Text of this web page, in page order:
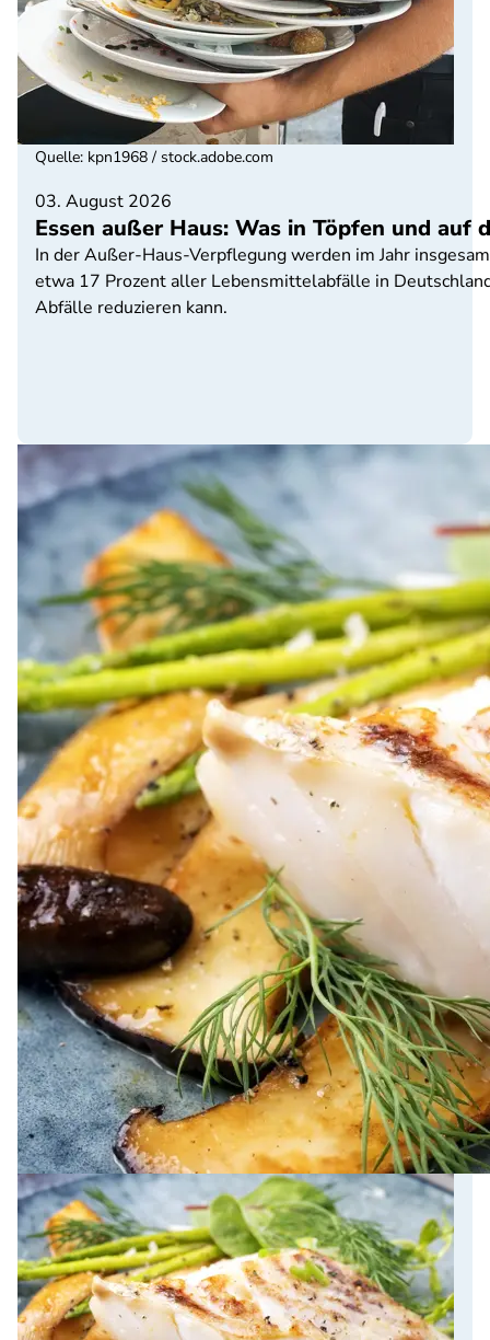
03. August 2026
Essen außer Haus: Was in Töpfen und auf
In der Außer-Haus-Verpflegung werden im Jahr
etwa 17 Prozent aller Lebensmittelabfälle in
Abfälle reduzieren kann.
Quelle: kpn1968 / stock.adobe.com